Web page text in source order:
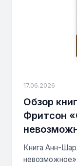
17.06.2026
Обзор
Фритсон
Книга Анн-